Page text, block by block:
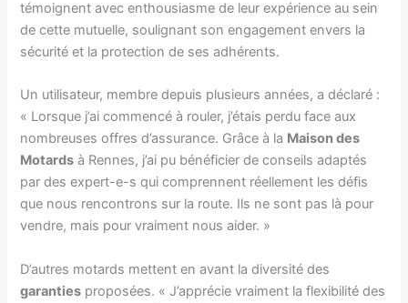
témoignent avec enthousiasme de leur expérience au sein
de cette mutuelle, soulignant son engagement envers la
sécurité et la protection de ses adhérents.
Un utilisateur, membre depuis plusieurs années, a déclaré :
« Lorsque j’ai commencé à rouler, j’étais perdu face aux
nombreuses offres d’assurance. Grâce à la Maison des
Motards à Rennes, j’ai pu bénéficier de conseils adaptés
par des expert-e-s qui comprennent réellement les défis
que nous rencontrons sur la route. Ils ne sont pas là pour
vendre, mais pour vraiment nous aider. »
D’autres motards mettent en avant la diversité des
garanties proposées. « J’apprécie vraiment la flexibilité des